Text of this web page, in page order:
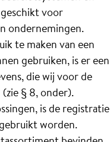
voor
ondernemingen.
te maken van een
gebruiken, is er een
die wij voor de
§ 8, onder).
is de registratie
worden.